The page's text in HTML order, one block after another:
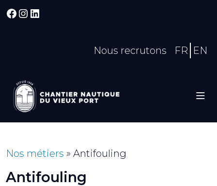
Facebook
Instagram
LinkedIn
Nous recrutons FR EN
Nos métiers » Antifouling
Antifouling